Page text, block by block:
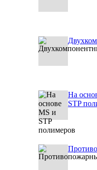
На
STP